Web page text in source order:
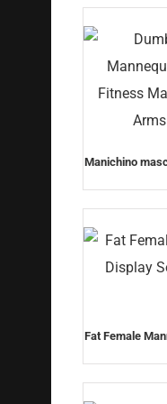
Manichino
Fat Female